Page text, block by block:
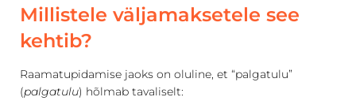
Millistele väljamaksetele see
kehtib?
Raamatupidamise jaoks on oluline, et “palgatulu”
(palgatulu) hõlmab tavaliselt: